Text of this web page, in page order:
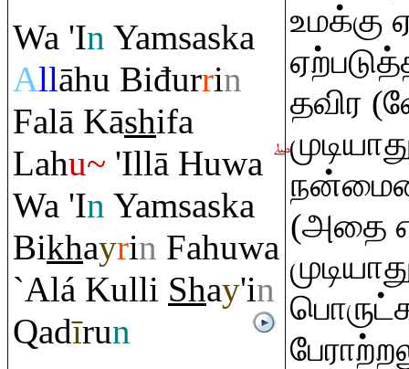
Wa 'In Yamsaska
Allāhu Biđurrin
Falā Kāshifa
Lahu~ 'Illā Huwa
Wa 'In Yamsaska
Bikhayrin Fahuwa
`Alá Kulli Shay'in
Qadīrun
உமக்கு
தவிர
(அதை